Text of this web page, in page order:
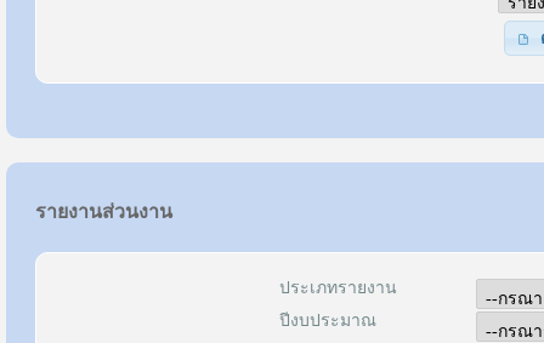
รายงานส่วนงาน
ประเภทรายงาน
ปีงบประมาณ